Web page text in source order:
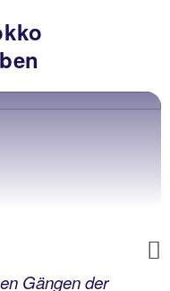
Gängen der